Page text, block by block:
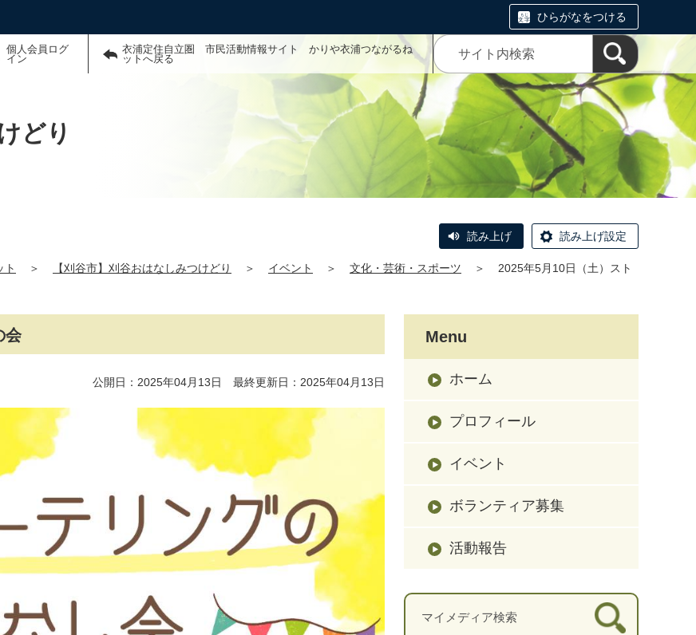
ひらがなをつける
個人会員ログ
イン
衣浦定住自立圏 市民活動情報サイト かりや衣浦つながるね
ットへ戻る
どり
読み上げ 読み上げ設定
＞ 【刈谷市】刈谷おはなしみつけどり ＞ イベント ＞ 文化・芸術・スポーツ ＞
2025年5月10日（土）スト
会
公開日：2025年04月13日 最終更新日：2025年04月13日
Menu
ホーム
プロフィール
イベント
ボランティア募集
活動報告